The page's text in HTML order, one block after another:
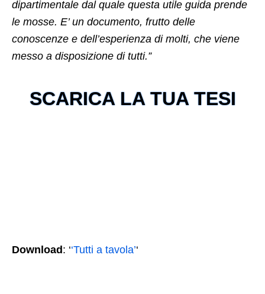
dipartimentale dal quale questa utile guida prende
le mosse. E’ un documento, frutto delle
conoscenze e dell’esperienza di molti, che viene
messo a disposizione di tutti.”
SCARICA LA TUA TESI
Download: ‘‘Tutti a tavola’‘